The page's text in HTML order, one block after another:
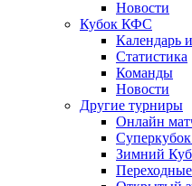
Новости
Кубок КФС
Календарь
Статистика
Команды
Новости
Другие турниры
Онлайн
Зимний